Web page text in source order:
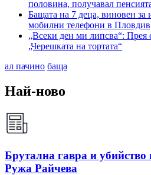
половина, получавал
Бащата на 7 деца, виновен за
мобилни телефони в Пловдив,
„Всеки ден ми липсва“: Прея
„Черешката на тортата“
ал пачино баща
Най-ново
Брутална гавра и
Ружа Райчева